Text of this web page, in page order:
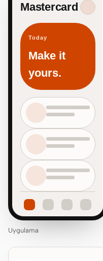
Mastercard
Today
Make it
yours.
Uygulama